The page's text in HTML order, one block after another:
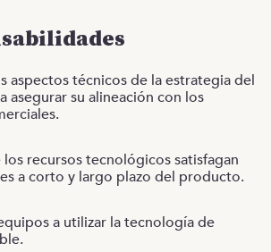
aspectos técnicos de la estrategia del
asegurar su alineación con los
recursos tecnológicos satisfagan
a corto y largo plazo del producto.
a utilizar la tecnología de